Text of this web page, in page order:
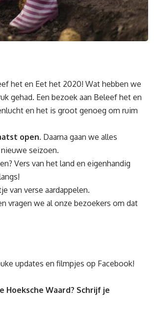
het en Eet het 2020! Wat hebben we
gehad. Een bezoek aan Beleef het en
en het is groot genoeg om ruim
open. Daarna gaan we alles
seizoen.
Vers van het land en eigenhandig
van verse aardappelen.
vragen we al onze bezoekers om dat
updates en filmpjes op Facebook!
Waard? Schrijf je